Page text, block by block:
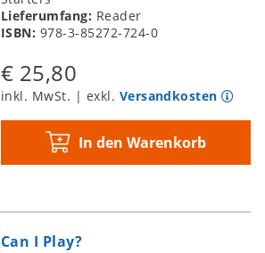
Lieferumfang: Reader
ISBN: 978-3-85272-724-0
€ 25,80
inkl. MwSt. | exkl. Versandkosten
In den Warenkorb
Can I Play?